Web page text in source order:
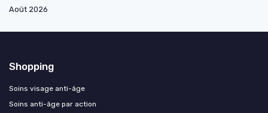
Août 2026
Shopping
Soins visage anti-âge
Soins anti-âge par action